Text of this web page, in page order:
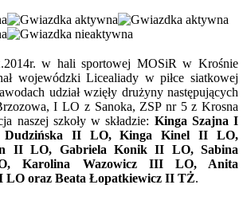
w hali sportowej MOSiR w Krośnie
wojewódzki Licealiady w piłce siatkowej
udział wzięły drużyny następujących
I LO z Sanoka, ZSP nr 5 z Krosna
naszej szkoły w składzie: Kinga Szajna I
Dudzińska II LO, Kinga Kinel II LO,
II LO, Gabriela Konik II LO, Sabina
Karolina Wazowicz III LO, Anita
LO oraz Beata Łopatkiewicz II TŻ.